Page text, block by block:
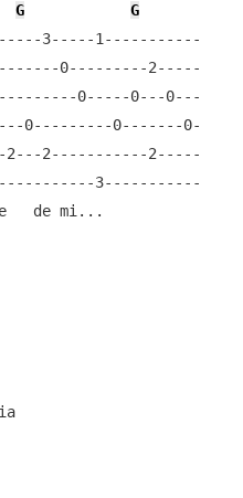
G
G
3-----1-----------
0---------2-----
0-----0---0---
0---------0-------0-
2---2-----------2-----
3-----------
de mi...